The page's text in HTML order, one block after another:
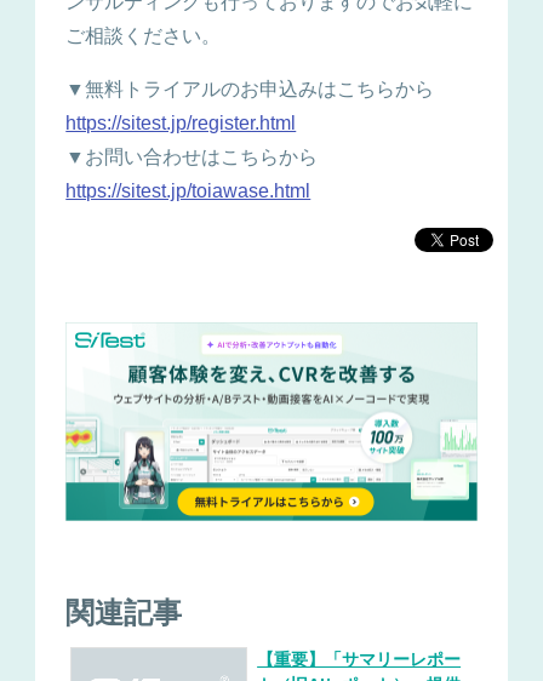
ご相談ください。
▼無料トライアルのお申込みはこちらから
https://sitest.jp/register.html
▼お問い合わせはこちらから
https://sitest.jp/toiawase.html
関連記事
【重要】「サマリーレポー